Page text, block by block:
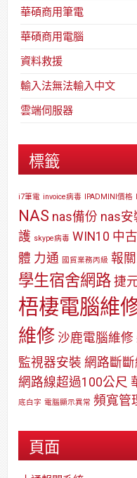
華碩商用筆電
華碩商用電腦
資料救援
輸入法無法輸入中文
雲端伺服器
標籤
i7筆電 invoice病毒 IPADMINI價格
NAS nas備份 nas安
護 skype病毒 WIN10 中
體 力通 國貿業務丙級 報
學生宿舍網路 捷
梧棲電腦維
維修 沙鹿電腦維修
監視器安裝 網路斷
網路線超過100公尺
底白字 電腦顯示異常 頻寬管
頁面